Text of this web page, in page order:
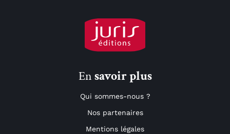
Ensavoir plus
Qui sommes-nous ?
Nos partenaires
Mentions légales